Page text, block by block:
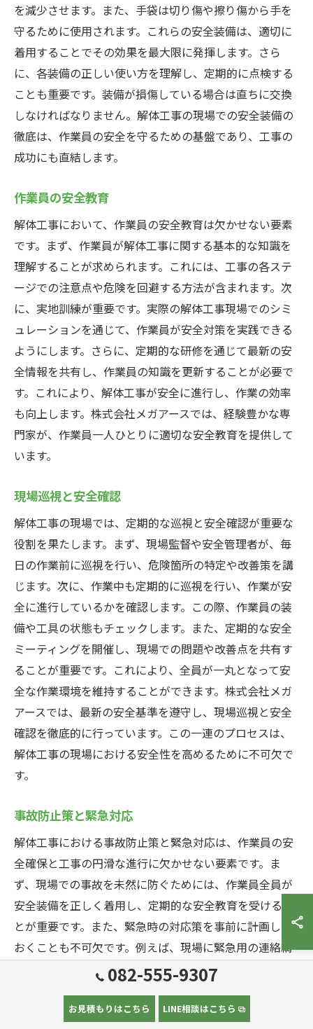
を減少させます。また、手袋は切り傷や擦り傷から手を
守るために使用されます。これらの安全装備は、適切に
着用することでその効果を最大限に発揮します。さら
に、各装備の正しい使い方を理解し、定期的に点検する
ことも重要です。装備が損傷している場合は直ちに交換
しなければなりません。解体工事の現場での安全装備の
徹底は、作業員の安全を守るための基盤であり、工事の
成功にも直結します。
作業員の安全教育
解体工事において、作業員の安全教育は欠かせない要素
です。まず、作業員が解体工事に関する基本的な知識を
理解することが求められます。これには、工事の各ステ
ージでの注意点や危険を回避する方法が含まれます。次
に、実地訓練が重要です。実際の解体工事現場でのシミ
ュレーションを通じて、作業員が安全対策を実践できる
ようにします。さらに、定期的な研修を通じて最新の安
全情報を共有し、作業員の知識を更新することが必要で
す。これにより、解体工事が安全に進行し、作業の効率
も向上します。株式会社メガアースでは、経験豊かな専
門家が、作業員一人ひとりに適切な安全教育を提供して
います。
現場巡視と安全確認
解体工事の現場では、定期的な巡視と安全確認が重要な
役割を果たします。まず、現場監督や安全管理者が、毎
日の作業前に巡視を行い、危険箇所の特定や改善策を講
じます。次に、作業中も定期的に巡視を行い、作業が安
全に進行しているかを確認します。この際、作業員の装
備や工具の状態もチェックします。また、定期的な安全
ミーティングを開催し、現場での問題や改善点を共有す
ることが重要です。これにより、全員が一丸となって安
全な作業環境を維持することができます。株式会社メガ
アースでは、最新の安全基準を遵守し、現場巡視と安全
確認を徹底的に行っています。この一連のプロセスは、
解体工事の現場における安全性を高めるために不可欠で
す。
事故防止策と緊急対応
解体工事における事故防止策と緊急対応は、作業員の安
全確保と工事の円滑な進行に欠かせない要素です。ま
ず、現場での事故を未然に防ぐためには、作業員全員が
安全装備を正しく着用し、定期的な安全教育を受けるこ
とが重要です。また、緊急時の対応策を事前に計画して
おくことも不可欠です。例えば、現場に緊急用の連絡網
を設置し、消防署や病院との連携体制を確立しておくこ
も迅速かつ適切な対応が可能となり、被害を最小限に抑
082-555-9307
お見積もりはこちら LINE相談はこちら